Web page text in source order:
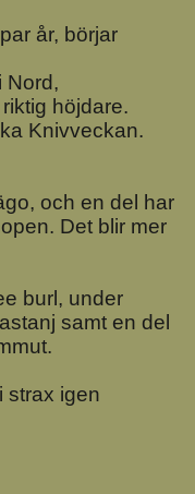
år, börjar
Nord,
höjdare.
Knivveckan.
och en del har
Det blir mer
burl, under
samt en del
strax igen